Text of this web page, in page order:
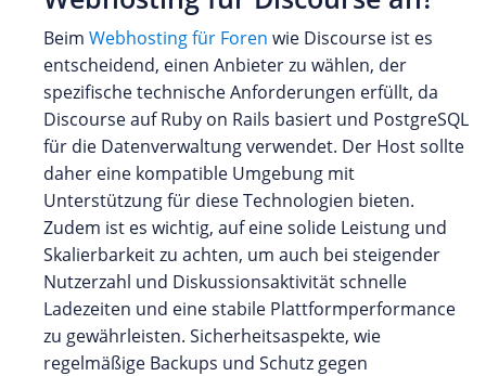
Beim Webhosting für Foren wie Discourse ist es
entscheidend, einen Anbieter zu wählen, der
spezifische technische Anforderungen erfüllt, da
Discourse auf Ruby on Rails basiert und PostgreSQL
für die Datenverwaltung verwendet. Der Host sollte
daher eine kompatible Umgebung mit
Unterstützung für diese Technologien bieten.
Zudem ist es wichtig, auf eine solide Leistung und
Skalierbarkeit zu achten, um auch bei steigender
Nutzerzahl und Diskussionsaktivität schnelle
Ladezeiten und eine stabile Plattformperformance
zu gewährleisten. Sicherheitsaspekte, wie
regelmäßige Backups und Schutz gegen